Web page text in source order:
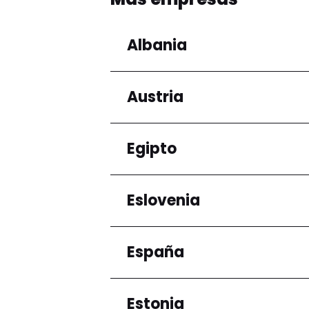
Albania
Regiones
Condado de Tirana
Austria
Regiones
Niederösterreich
Egipto
Regiones
Gobernación de El
Eslovenia
Regiones
Ljubljana
España
Regiones
Estonia